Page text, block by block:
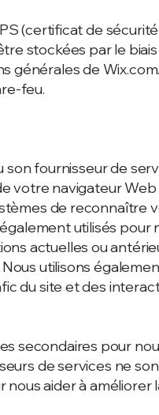
(certificat de
stockées par le
générales de
feu.
son fournisseur de
votre navigateur
de reconnaître
utilisés pour
actuelles ou
utilisons
du site et des
secondaires pour
de services ne
aider à améliorer